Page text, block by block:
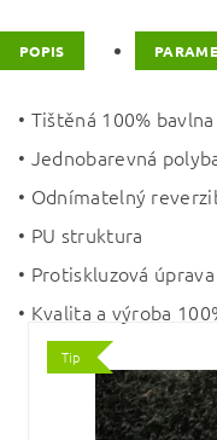
POPIS
• Tištěná 100% bavlna
• Jednobarevná
• Odnímatelný
• PU struktura
• Protiskluzová úprava
• Kvalita a výroba
Tip